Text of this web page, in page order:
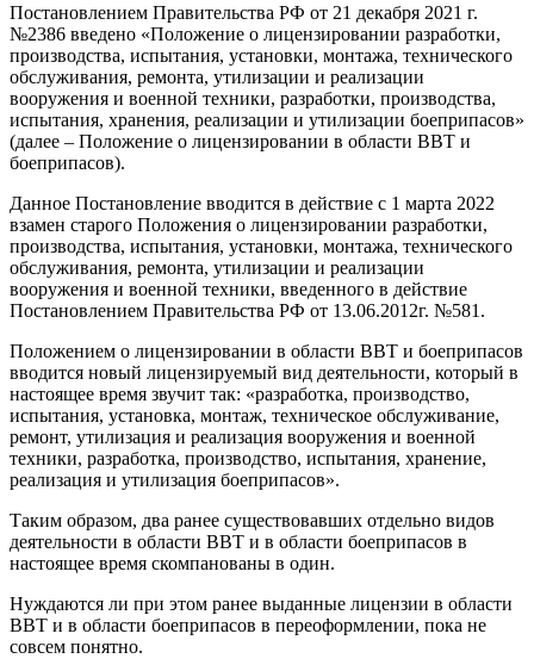
Постановлением Правительства РФ от 21 декабря 2021 г.
№2386 введено «Положение о лицензировании разработки,
производства, испытания, установки, монтажа, технического
обслуживания, ремонта, утилизации и реализации
вооружения и военной техники, разработки, производства,
испытания, хранения, реализации и утилизации боеприпасов»
(далее – Положение о лицензировании в области ВВТ и
боеприпасов).
Данное Постановление вводится в действие с 1 марта 2022
взамен старого Положения о лицензировании разработки,
производства, испытания, установки, монтажа, технического
обслуживания, ремонта, утилизации и реализации
вооружения и военной техники, введенного в действие
Постановлением Правительства РФ от 13.06.2012г. №581.
Положением о лицензировании в области ВВТ и боеприпасов
вводится новый лицензируемый вид деятельности, который в
настоящее время звучит так: «разработка, производство,
испытания, установка, монтаж, техническое обслуживание,
ремонт, утилизация и реализация вооружения и военной
техники, разработка, производство, испытания, хранение,
реализация и утилизация боеприпасов».
Таким образом, два ранее существовавших отдельно видов
деятельности в области ВВТ и в области боеприпасов в
настоящее время скомпанованы в один.
Нуждаются ли при этом ранее выданные лицензии в области
ВВТ и в области боеприпасов в переоформлении, пока не
совсем понятно.